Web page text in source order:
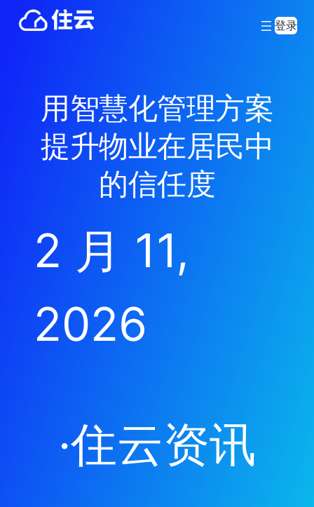
登录
用智慧化管理方案
提升物业在居民中
的信任度
2 月 11,
2026
·住云资讯